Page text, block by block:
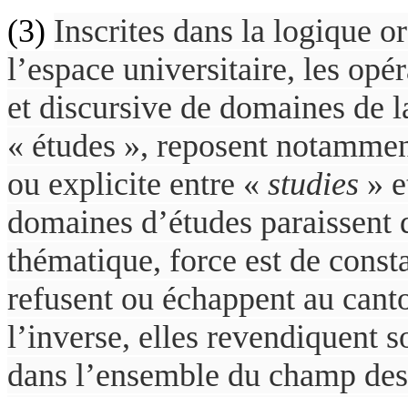
(3) Inscrites dans la logique
l’espace universitaire, les
et discursive de domaines de
« études », reposent
ou explicite entre « studies »
domaines d’études
thématique, force est de
refusent ou échappent au
l’inverse, elles revendiquent
dans l’ensemble du champ